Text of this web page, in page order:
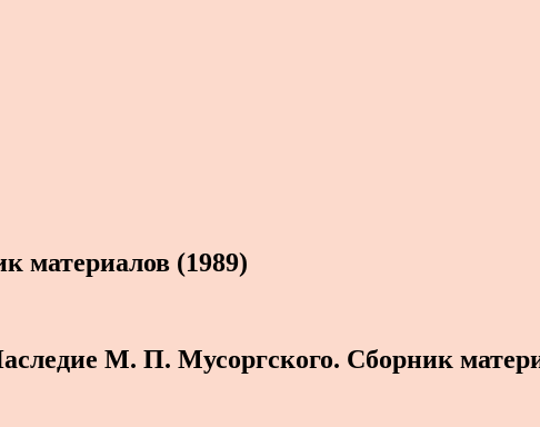
материалов (1989)
М. П. Мусоргского. Сборник